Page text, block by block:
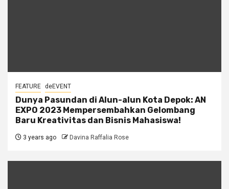
FEATURE deEVENT
Dunya Pasundan di Alun-alun Kota Depok: AN
EXPO 2023 Mempersembahkan Gelombang
Baru Kreativitas dan Bisnis Mahasiswa!
3 years ago Davina Raffalia Rose